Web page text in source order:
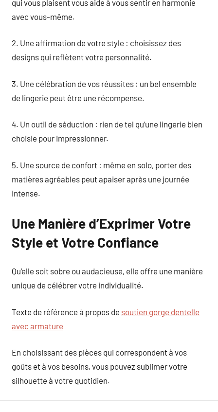
qui vous plaisent vous aide à vous sentir en harmonie
avec vous-même.
2. Une affirmation de votre style : choisissez des
designs qui reflètent votre personnalité.
3. Une célébration de vos réussites : un bel ensemble
de lingerie peut être une récompense.
4. Un outil de séduction : rien de tel qu’une lingerie bien
choisie pour impressionner.
5. Une source de confort : même en solo, porter des
matières agréables peut apaiser après une journée
intense.
Une Manière d’Exprimer Votre
Style et Votre Confiance
Qu’elle soit sobre ou audacieuse, elle offre une manière
unique de célébrer votre individualité.
Texte de référence à propos de soutien gorge dentelle
avec armature
En choisissant des pièces qui correspondent à vos
goûts et à vos besoins, vous pouvez sublimer votre
silhouette à votre quotidien.